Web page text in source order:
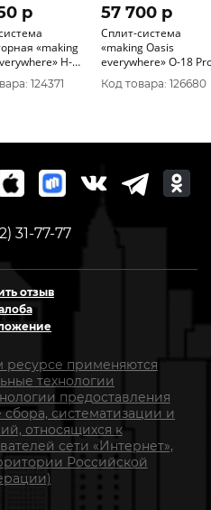
p
«making
H-
220324/3049594,
124371
57 700 p
Сплит-система
«making Оasis
everywhere» O-18
(10317120/220324/
КИТАЙ )
Код товара: 126680
31-77-77
отзыв
применяются
технологии
предоставления
систематизации и
относящихся к
сети «Интернет»,
Российской